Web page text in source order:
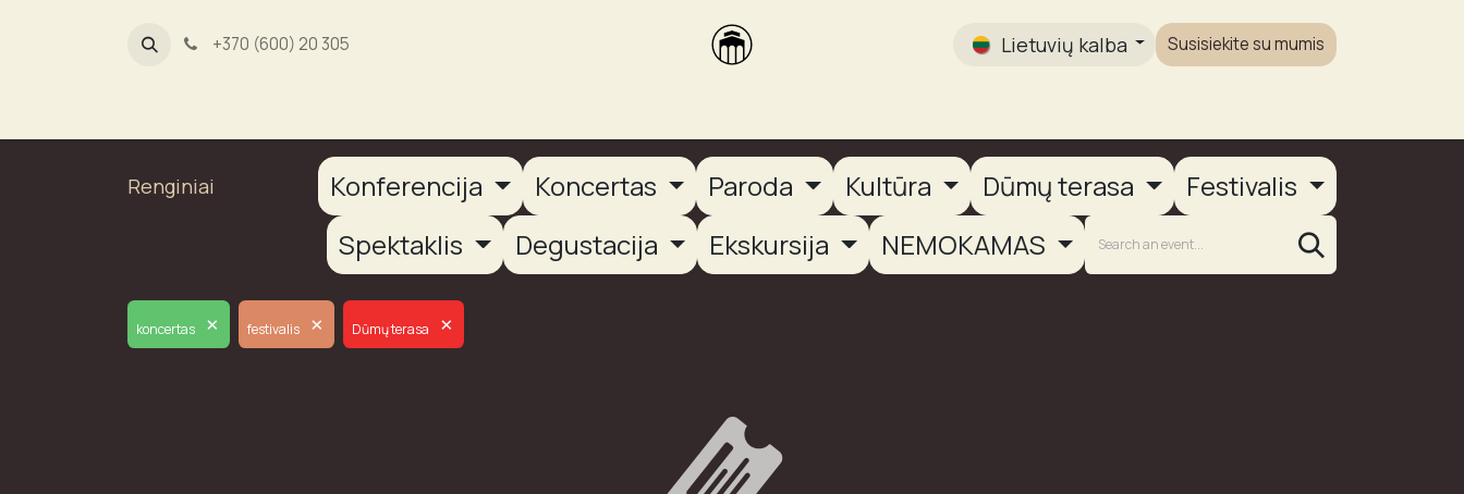
+370 (600) 20 305 Lietuvių kalba Susisiekite su mumis
Renginiai Konferencija Koncertas Paroda Kultūra Dūmų terasa
Festivalis
Spektaklis
Degustacija Ekskursija NEMOKAMAS
koncertas × festivalis × Dūmų terasa ×